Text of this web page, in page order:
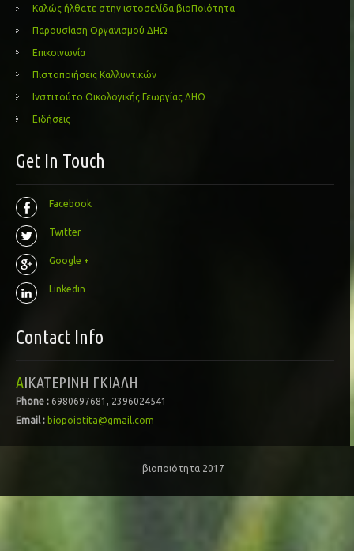
Καλώς ήλθατε στην ιστοσελίδα βιοΠοιότητα
Παρουσίαση Οργανισμού ΔΗΩ
Επικοινωνία
Πιστοποιήσεις Καλλυντικών
Ινστιτούτο Οικολογικής Γεωργίας ΔΗΩ
Ειδήσεις
Get In Touch
Facebook
Twitter
Google +
Linkedin
Contact Info
ΑΙΚΑΤΕΡΙΝΗ ΓΚΙΑΛΗ
Phone : 6980697681, 2396024541
Email : biopoiotita@gmail.com
βιοποιότητα 2017